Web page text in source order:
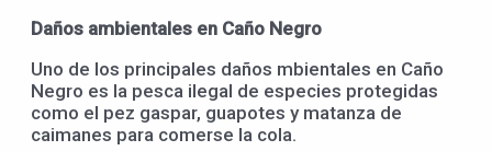
Daños ambientales en Caño Negro
Uno de los principales daños mbientales en Caño
Negro es la pesca ilegal de especies protegidas
como el pez gaspar, guapotes y matanza de
caimanes para comerse la cola.